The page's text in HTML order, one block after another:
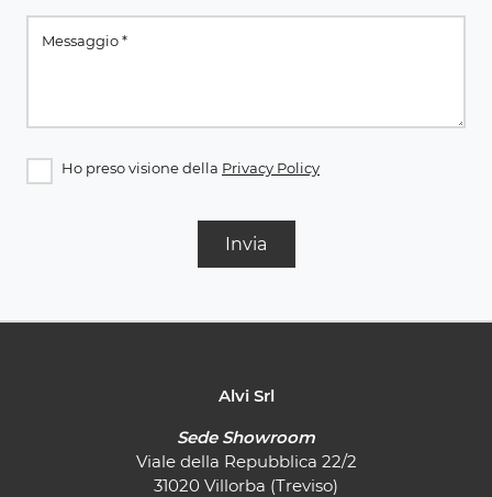
Ho preso visione della Privacy Policy
Invia
Alvi Srl
Sede Showroom
Viale della Repubblica 22/2
31020 Villorba (Treviso)